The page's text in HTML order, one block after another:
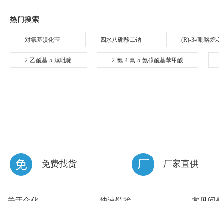
热门搜索
对氰基溴化苄 四水八硼酸二钠 (R)-3-(吡咯烷
2-乙酰基-5-溴吡啶 2-氯-4-氟-5-氨磺酰基苯甲酸
免费找货 厂家直供